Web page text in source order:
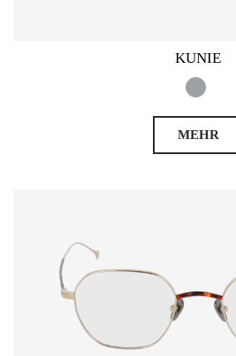
KUNIE
MEHR